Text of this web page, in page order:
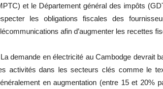
et le Département général des impôts
les obligations fiscales des
afin d’augmenter les recettes
demande en électricité au Cambodge devrait
activités dans les secteurs clés comme le
en augmentation (entre 15 et 20%